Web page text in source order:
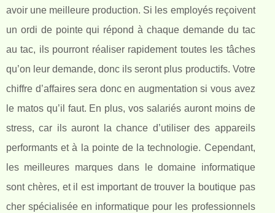
avoir une meilleure production. Si les employés reçoivent
un ordi de pointe qui répond à chaque demande du tac
au tac, ils pourront réaliser rapidement toutes les tâches
qu’on leur demande, donc ils seront plus productifs. Votre
chiffre d’affaires sera donc en augmentation si vous avez
le matos qu’il faut. En plus, vos salariés auront moins de
stress, car ils auront la chance d’utiliser des appareils
performants et à la pointe de la technologie. Cependant,
les meilleures marques dans le domaine informatique
sont chères, et il est important de trouver la boutique pas
cher spécialisée en informatique pour les professionnels